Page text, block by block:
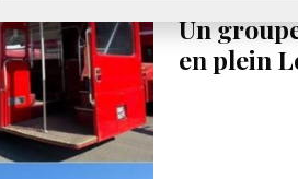
Un
en plein